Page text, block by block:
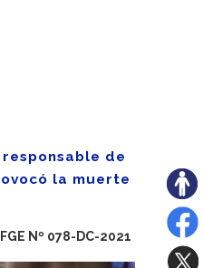
de
la muerte
Nº 078-DC-2021